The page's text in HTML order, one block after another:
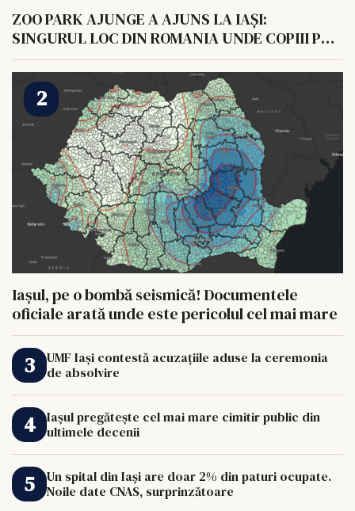
ZOO PARK AJUNGE A AJUNS LA IAȘI:
SINGURUL LOC DIN ROMANIA UNDE COPIII POT
HRANI UN ELEFANT
Iașul, pe o bombă seismică! Documentele
oficiale arată unde este pericolul cel mai mare
UMF Iași contestă acuzațiile aduse la ceremonia
de absolvire
Iașul pregătește cel mai mare cimitir public din
ultimele decenii
Un spital din Iași are doar 2% din paturi ocupate.
Noile date CNAS, surprinzătoare